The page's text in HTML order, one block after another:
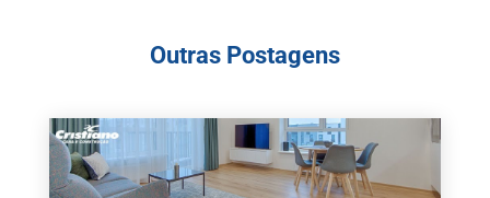
Outras Postagens